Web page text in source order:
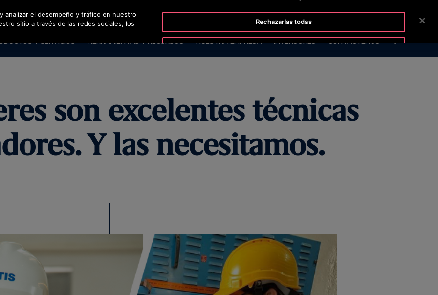
OTISLINE +50622252322 SALA DE PRENSA
Y SERVICIOS HERRAMIENTAS Y RECURSOS NUESTRA EMPRESA INVERSORES CONTÁCTENOS BUSCAR
son excelentes técnicas
Y las necesitamos.
analizar el desempeño y tráfico en nuestro
sitio a través de las redes sociales, los
Rechazarlas todas